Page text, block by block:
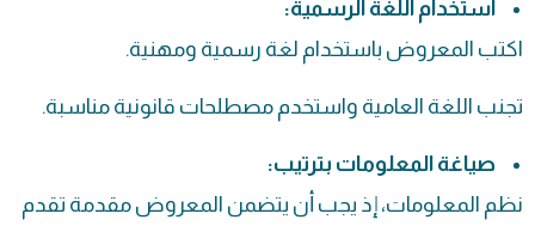
استخدام اللغة الرسمية:
اكتب المعروض باستخدام لغة رسمية ومهنية.
تجنب اللغة العامية واستخدم مصطلحات قانونية مناسبة.
صياغة المعلومات بترتيب:
نظم المعلومات، إذ يجب أن يتضمن المعروض مقدمة تقدم